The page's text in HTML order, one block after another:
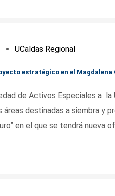
UCaldas Regional
estratégico en el Magdalena
de Activos Especiales a la
destinadas a siembra y
en el que se tendrá nueva